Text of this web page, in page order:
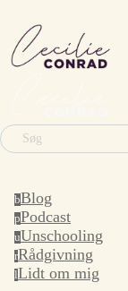
Søg
bBlog
pPodcast
uUnschooling
rRådgivning
lLidt om mig